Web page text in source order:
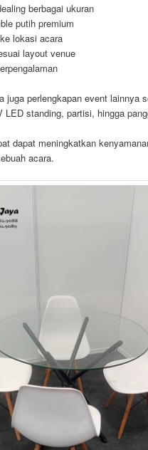
berbagai ukuran
putih premium
lokasi acara
layout venue
juga perlengkapan event lainnya
LED standing, partisi, hingga
dapat meningkatkan
acara.